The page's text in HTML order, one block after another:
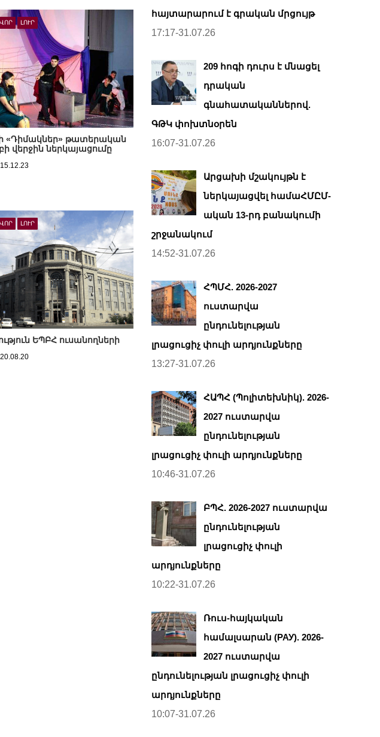
ԼՈՒՐ
«Դիմակներ» թատերական
վերջին ներկայացումը
ԼՈՒՐ
ԵՊԲՀ ուսանողների
հայտարարում է գրական մրցույթ
17:17-31.07.26
209 հոգի դուրս է մնացել
դրական
գնահատականներով.
ԳԹԿ փոխտնօրեն
16:07-31.07.26
Արցախի մշակույթն է
ներկայացվել համաՀՄԸՄ-
ական 13-րդ բանակումի
շրջանակում
14:52-31.07.26
ՀՊՄՀ. 2026-2027
ուստարվա
ընդունելության
լրացուցիչ փուլի արդյունքները
13:27-31.07.26
ՀԱՊՀ (Պոլիտեխնիկ). 2026-
2027 ուստարվա
ընդունելության
լրացուցիչ փուլի արդյունքները
10:46-31.07.26
ԲՊՀ. 2026-2027 ուստարվա
ընդունելության
լրացուցիչ փուլի
արդյունքները
10:22-31.07.26
Ռուս-հայկական
համալսարան (РАУ). 2026-
2027 ուստարվա
ընդունելության լրացուցիչ փուլի
արդյունքները
10:07-31.07.26